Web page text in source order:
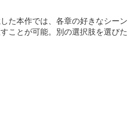
た本作では、各章の好きなシーン
ことが可能。別の選択肢を選びた